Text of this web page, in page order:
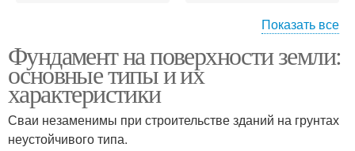
Уход за фундаментом Ленточный фундамент
Условия на фундамент
Показать все
Фундамент на поверхности земли:
основные типы и их
характеристики
Сваи незаменимы при строительстве зданий на грунтах
неустойчивого типа.